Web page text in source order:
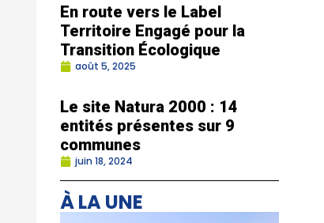
En route vers le Label
Territoire Engagé pour la
Transition Écologique
août 5, 2025
Le site Natura 2000 : 14
entités présentes sur 9
communes
juin 18, 2024
À LA UNE